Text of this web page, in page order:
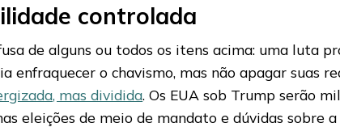
controlada
de alguns ou todos os itens acima: uma luta
o chavismo, mas não apagar suas
mas dividida. Os EUA sob Trump serão
eleições de meio de mandato e dúvidas sobre